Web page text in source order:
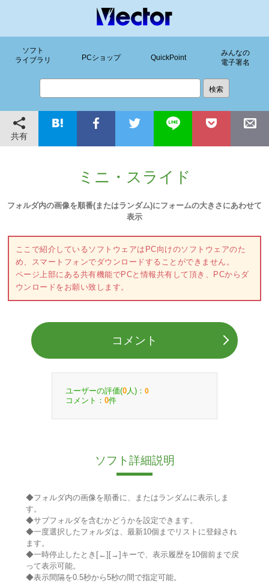
ソフト
ライブラリ
PCショップ QuickPoint
みんなの
電子署名
共有
ミニ・スライド
フォルダ内の画像を順番(またはランダム)にフォームの大きさにあわせて
表示
ここで紹介しているソフトウェアはPC向けのソフトウェアのた
め、スマートフォンでダウンロードすることができません。
ページ上部にある共有機能でPCと情報共有して頂き、PCからダ
ウンロードをお願い致します。
コメント
ユーザーの評価(0 人)： 0
コメント： 0件
ソフト詳細説明
◆フォルダ内の画像を順番に、またはランダムに表示しま
す。
◆サブフォルダを含むかどうかを設定できます。
◆一度選択したフォルダは、最新10個までリストに登録され
ます。
◆一時停止したとき[←][→]キーで、表示履歴を10個前まで戻
って表示可能。
◆表示間隔を0.5秒から5秒の間で指定可能。